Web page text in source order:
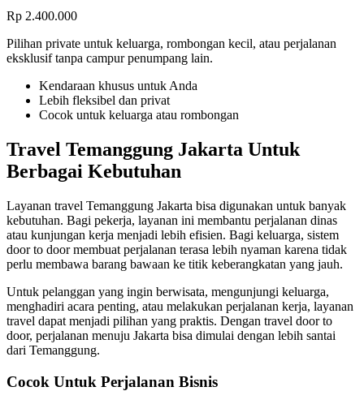
Rp 2.400.000
Pilihan private untuk keluarga, rombongan kecil, atau perjalanan
eksklusif tanpa campur penumpang lain.
Kendaraan khusus untuk Anda
Lebih fleksibel dan privat
Cocok untuk keluarga atau rombongan
Travel Temanggung Jakarta Untuk
Berbagai Kebutuhan
Layanan travel Temanggung Jakarta bisa digunakan untuk banyak
kebutuhan. Bagi pekerja, layanan ini membantu perjalanan dinas
atau kunjungan kerja menjadi lebih efisien. Bagi keluarga, sistem
door to door membuat perjalanan terasa lebih nyaman karena tidak
perlu membawa barang bawaan ke titik keberangkatan yang jauh.
Untuk pelanggan yang ingin berwisata, mengunjungi keluarga,
menghadiri acara penting, atau melakukan perjalanan kerja, layanan
travel dapat menjadi pilihan yang praktis. Dengan travel door to
door, perjalanan menuju Jakarta bisa dimulai dengan lebih santai
dari Temanggung.
Cocok Untuk Perjalanan Bisnis